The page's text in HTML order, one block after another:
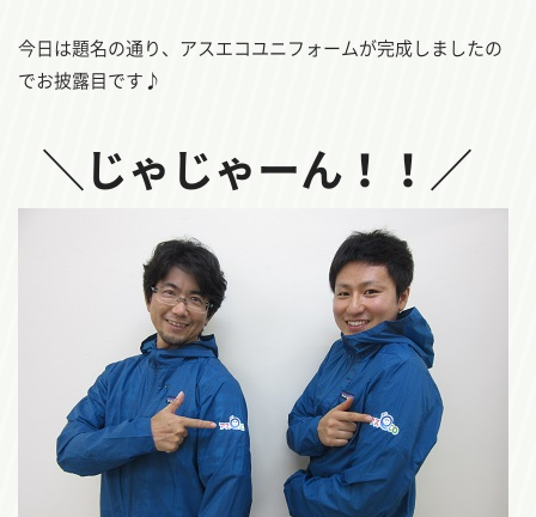
今日は題名の通り、アスエコユニフォームが完成しましたの
でお披露目です♪
＼じゃじゃーん！！／